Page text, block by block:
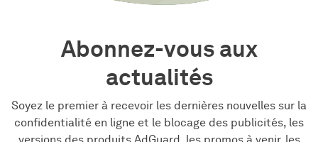
Abonnez-vous aux
actualités
Soyez le premier à recevoir les dernières nouvelles sur la
confidentialité en ligne et le blocage des publicités, les